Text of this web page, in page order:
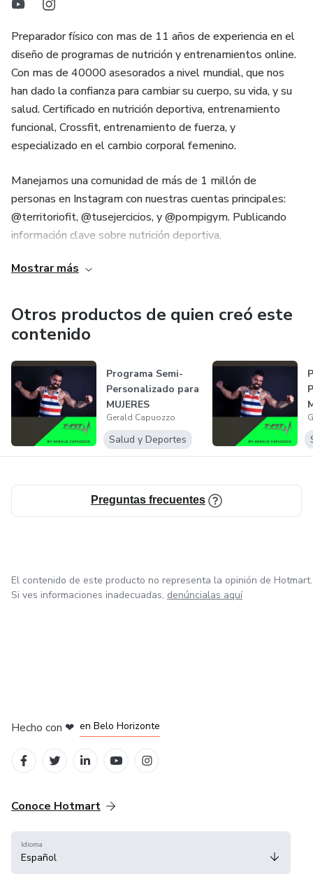
Preparador físico con mas de 11 años de experiencia en el
diseño de programas de nutrición y entrenamientos online.
Con mas de 40000 asesorados a nivel mundial, que nos
han dado la confianza para cambiar su cuerpo, su vida, y su
salud. Certificado en nutrición deportiva, entrenamiento
funcional, Crossfit, entrenamiento de fuerza, y
especializado en el cambio corporal femenino.
Manejamos una comunidad de más de 1 millón de
personas en Instagram con nuestras cuentas principales:
@territoriofit, @tusejercicios, y @pompigym. Publicando
información clave sobre nutrición deportiva,
humor.
Mostrar más
Otros productos de quien creó este
contenido
Programa Semi-
Personalizado para
MUJERES
ABDOMEN DE
ENSUEÑO...
Gerald Capuozzo
Salud y Deportes
Preguntas frecuentes
El contenido de este producto no representa la opinión de Hotmart.
Si ves informaciones inadecuadas, denúncialas aquí
Hecho con ❤ en Belo Horizonte
Conoce Hotmart
Idioma
Español